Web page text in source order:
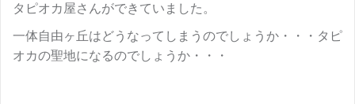
タピオカ屋さんができていました。
一体自由ヶ丘はどうなってしまうのでしょうか・・・タピ
オカの聖地になるのでしょうか・・・